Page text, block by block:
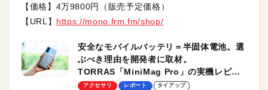
【価格】4万9800円（販売予定価格）
【URL】 https://mono.frm.fm/shop/
安全なモバイルバッテリ＝半固体電池。選
ぶべき理由を開発者に取材。
TORRAS「MiniMag Pro」の実機レビュ
ーも
アクセサリ レポート タイアップ